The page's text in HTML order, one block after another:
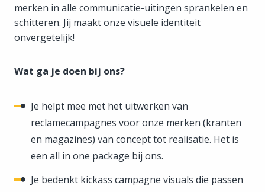
merken in alle communicatie-uitingen sprankelen en
schitteren. Jij maakt onze visuele identiteit
onvergetelijk!
Wat ga je doen bij ons?
Je helpt mee met het uitwerken van
reclamecampagnes voor onze merken (kranten
en magazines) van concept tot realisatie. Het is
een all in one package bij ons.
Je bedenkt kickass campagne visuals die passen